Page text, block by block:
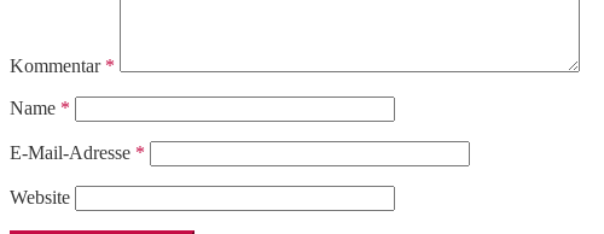
Kommentar *
Name *
E-Mail-Adresse *
Website